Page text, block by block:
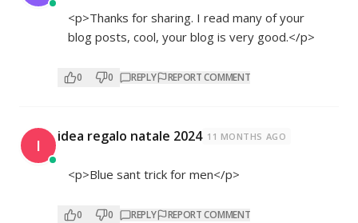
<p>Thanks for sharing. I read many of your
blog posts, cool, your blog is very good.</p>
0 0 REPLY REPORT COMMENT
I idea regalo natale 2024 11 MONTHS AGO
<p>Blue sant trick for men</p>
0 0 REPLY REPORT COMMENT